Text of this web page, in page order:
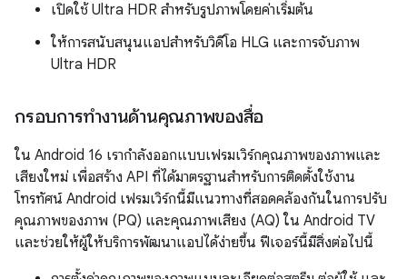
เปิดใช้ Ultra HDR สำหรับรูปภาพโดยค่าเริ่มต้น
ให้การสนับสนุนแอปสำหรับวิดีโอ HLG และการจับภาพ
Ultra HDR
กรอบการทำงานด้านคุณภาพของสื่อ
ใน Android 16 เรากำลังออกแบบเฟรมเวิร์กคุณภาพของภาพและ
เสียงใหม่ เพื่อสร้าง API ที่ได้มาตรฐานสำหรับการติดตั้งใช้งาน
โทรทัศน์ Android เฟรมเวิร์กนี้มีแนวทางที่สอดคล้องกันในการปรับ
คุณภาพของภาพ (PQ) และคุณภาพเสียง (AQ) ใน Android TV
และช่วยให้ผู้ให้บริการพัฒนาแอปได้ง่ายขึ้น ฟีเจอร์นี้มีสิ่งต่อไปนี้